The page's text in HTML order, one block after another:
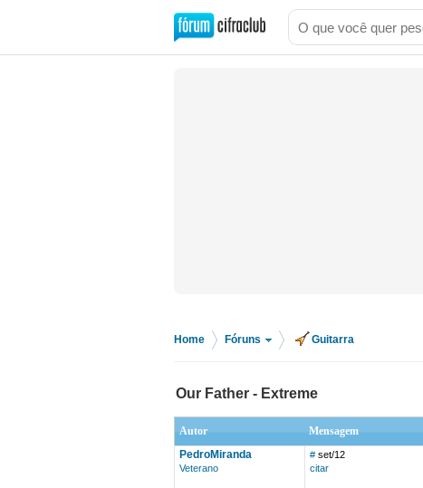
Home Fóruns Guitarra
Our Father - Extreme
Autor
Mensagem
PedroMiranda
Veterano
# set/12
citar